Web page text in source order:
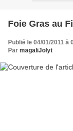
Foie Gras au
Publié le 04/01/2011 à
Par magaliJolyt